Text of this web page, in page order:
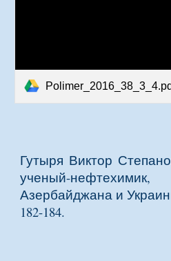
Гутыря Виктор
ученый-
Азербайджана и
182-184.